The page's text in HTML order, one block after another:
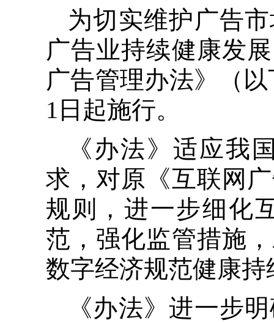
为切实维护广告
广告业持续健康发
广告管理办法》（
1日起施行。
《办法》适应我
求，对原《互联网
规则，进一步细化
范，强化监管措施
数字经济规范健康
《办法》进一步